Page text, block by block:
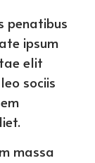
penatibus
ipsum
elit
sociis
massa